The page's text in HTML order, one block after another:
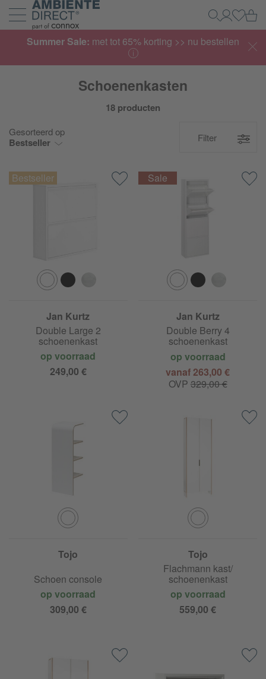
Home
Navigatie uit- en inklappen
Zoeken
Mijn
Summer Sale: met tot 65% korting >> nu bestellen
Schoenenkasten
18 producten
Gesorteerd op
Bestseller Filter
Jan Kurtz
Double Large 2
schoenenkast
op voorraad
249,00 €
Jan Kurtz
Double Berry 4
schoenenkast
op voorraad
vanaf 263,00 €
OVP 329,00 €
Tojo
Schoen console
op voorraad
309,00 €
Tojo
Flachmann kast/
schoenenkast
op voorraad
559,00 €